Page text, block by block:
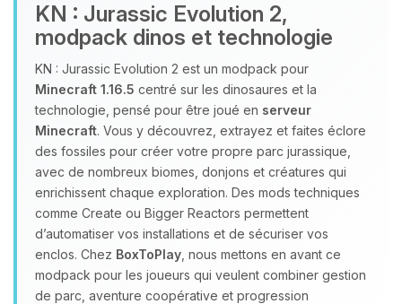
KN : Jurassic Evolution 2,
modpack dinos et technologie
KN : Jurassic Evolution 2 est un modpack pour
Minecraft 1.16.5 centré sur les dinosaures et la
technologie, pensé pour être joué en serveur
Minecraft. Vous y découvrez, extrayez et faites éclore
des fossiles pour créer votre propre parc jurassique,
avec de nombreux biomes, donjons et créatures qui
enrichissent chaque exploration. Des mods techniques
comme Create ou Bigger Reactors permettent
d’automatiser vos installations et de sécuriser vos
enclos. Chez BoxToPlay , nous mettons en avant ce
modpack pour les joueurs qui veulent combiner gestion
de parc, aventure coopérative et progression